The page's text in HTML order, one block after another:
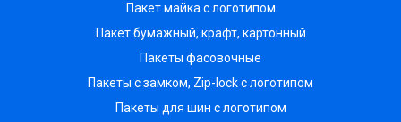
Пакет майка с логотипом
Пакет бумажный, крафт, картонный
Пакеты фасовочные
Пакеты с замком, Zip-lock с логотипом
Пакеты для шин с логотипом